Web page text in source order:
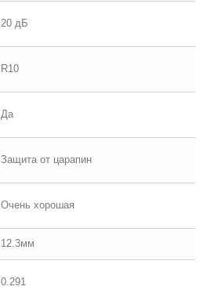
20 дБ
R10
Да
Защита от царапин
Очень хорошая
12.3мм
0.291